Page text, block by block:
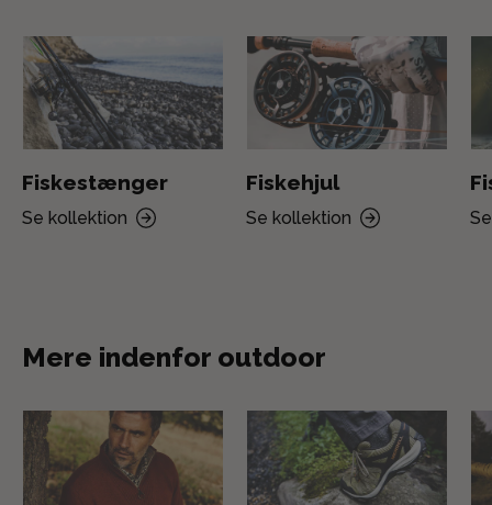
Fiskestænger
Se kollektion
Fiskehjul
Se kollektion
Mere indenfor outdoor